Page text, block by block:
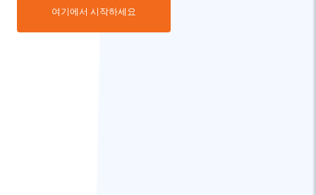
여기에서 시작하세요